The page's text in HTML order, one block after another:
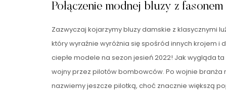
Połączenie modnej bluzy z
Zazwyczaj kojarzymy bluzy damskie z klasycznymi
który wyraźnie wyróżnia się spośród innych krojem i
ciepłe modele na sezon jesień 2022! Jak wygląda
wojny przez pilotów bombowców. Po wojnie branża
nazwiemy jeszcze pilotką, choć znacznie większą